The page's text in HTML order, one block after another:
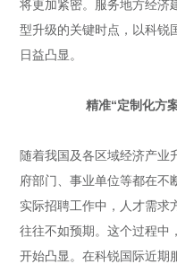
将更加紧密。服务地方经济
型升级的关键时点，以科锐
日益凸显。
精准“定制化方
随着我国及各区域经济产业
府部门、事业单位等都在不
实际招聘工作中，人才需求
往往不如预期。这个过程中
开始凸显。在科锐国际近期